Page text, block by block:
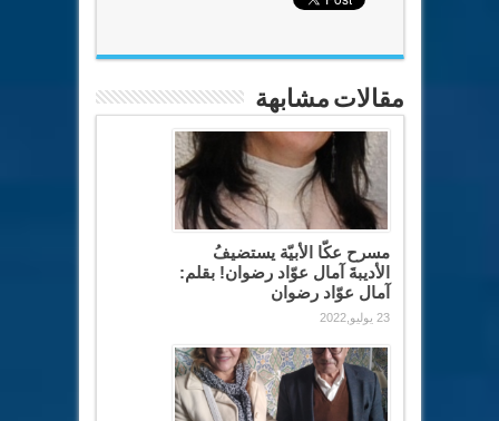
مقالات مشابهة
مسرح عكّا الأبيّة يستضيفُ
الأديبةَ آمال عوّاد رضوان! بقلم:
آمال عوّاد رضوان
23 يوليو,2022